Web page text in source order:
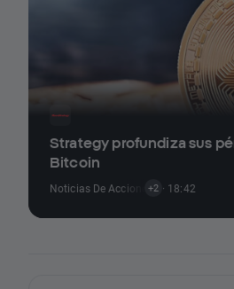
Strategy profundiza sus
Bitcoin
Noticias De Acciones,Noticias De
+2 · 18:42